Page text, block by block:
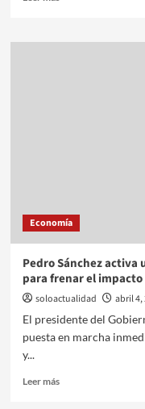
Economía
Pedro Sánchez
para frenar el
soloactualidad abril 4,
El presidente del
puesta en marcha
y...
Leer más